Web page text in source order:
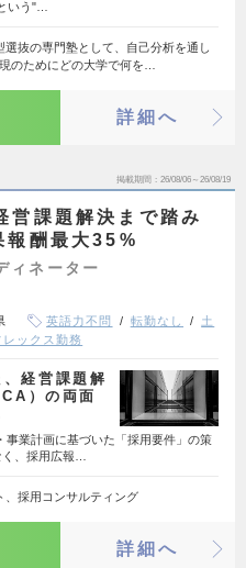
いう"…
抜の専門塾として、自己分析を通し
のためにどの大学で何を…
詳細へ
掲載期間 26/08/06～26/08/19
営課題解決まで踏み
酬最大35%
ィネーター
英語力不問 転勤なし
土
レックス勤務
、経営課題解
）の両面
事業計画に基づいた「採用要件」の策
、採用広報…
、採用コンサルティング
詳細へ